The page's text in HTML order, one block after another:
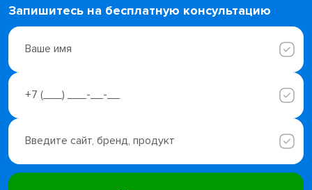
Запишитесь на бесплатную консультацию